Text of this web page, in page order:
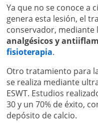
Ya que no se conoce a
genera esta lesión, el
conservador, mediante
analgésicos y
fisioterapia.
Otro tratamiento para
se realiza mediante
ESWT. Estudios
30 y un 70% de éxito,
depósito de calcio.